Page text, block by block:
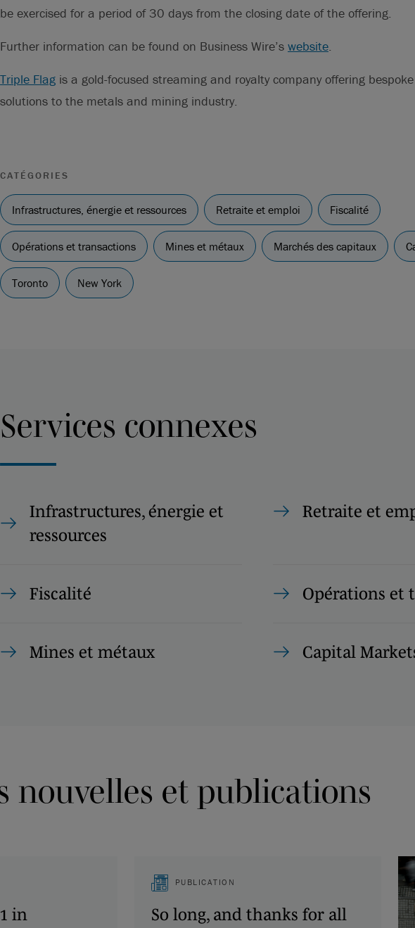
be exercised for a period of 30 days from the closing date of the offering.
Further information can be found on Business Wire’s website.
Triple Flag is a gold-focused streaming and royalty company offering
solutions to the metals and mining industry.
CATÉGORIES
Infrastructures, énergie et ressources Retraite et emploi Fiscalité
Opérations et transactions Mines et métaux Marchés des capitaux
Toronto New York
Services connexes
Infrastructures, énergie et
ressources
Retraite et
Fiscalité Opérations et
Mines et métaux Capital
nouvelles et publications
in
PUBLICATION
So long, and thanks for all